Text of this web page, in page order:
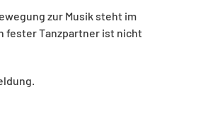
zur Musik steht im
fester Tanzpartner ist nicht